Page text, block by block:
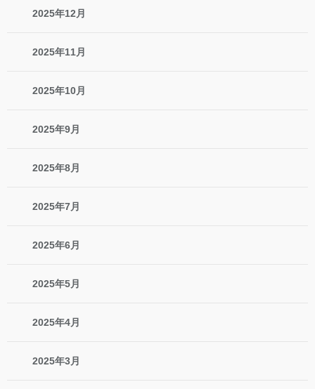
2025年12月
2025年11月
2025年10月
2025年9月
2025年8月
2025年7月
2025年6月
2025年5月
2025年4月
2025年3月